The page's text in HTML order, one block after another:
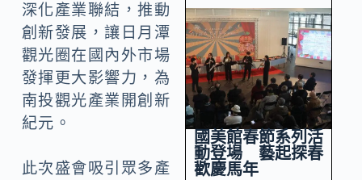
深化產業聯結，推動
創新發展，讓日月潭
觀光圈在國內外市場
發揮更大影響力，為
南投觀光產業開創新
紀元。
此次盛會吸引眾多產
國美館春節系列活
動登場 藝起探春
歡慶馬年